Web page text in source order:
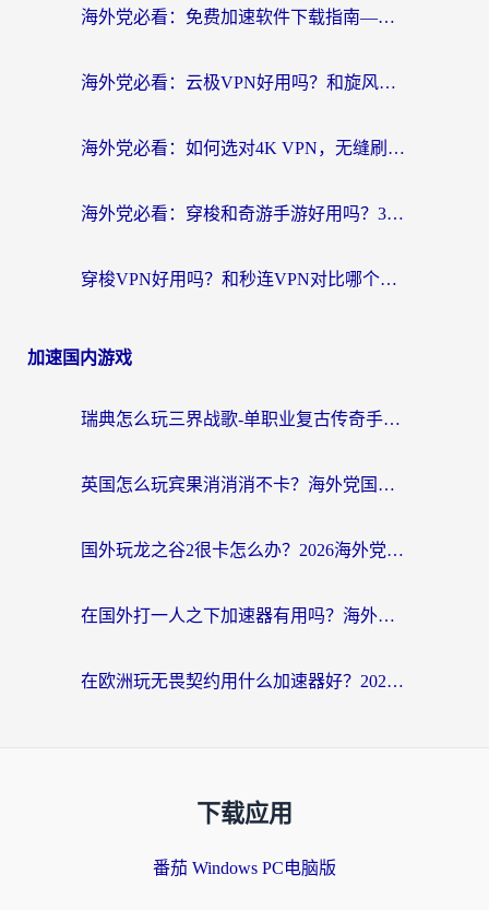
海外党必看：免费加速软件下载指南——无缝访问国内资源的正确打开方式
海外党必看：云极VPN好用吗？和旋风VPN对比哪个回国效果更好？附真实体验+选择攻略
海外党必看：如何选对4K VPN，无缝刷国内剧听网易云？
海外党必看：穿梭和奇游手游好用吗？3步选对回国加速器，流畅看CCTV5海外直播
穿梭VPN好用吗？和秒连VPN对比哪个回国效果更好？海外党亲测实用指南
加速国内游戏
瑞典怎么玩三界战歌-单职业复古传奇手游？海外党国服游戏加速终极指南
英国怎么玩宾果消消消不卡？海外党国服游戏加速终极攻略（附守望第九大陆解决办法）
国外玩龙之谷2很卡怎么办？2026海外党必看的国服游戏加速全攻略
在国外打一人之下加速器有用吗？海外党国服游戏畅玩全攻略
在欧洲玩无畏契约用什么加速器好？2026海外党亲测有效指南
下载应用
番茄 Windows PC电脑版